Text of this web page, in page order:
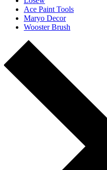
Ace Paint Tools
Maryo Decor
Wooster Brush